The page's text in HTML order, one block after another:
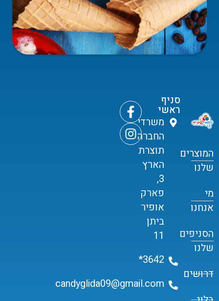
המוצרים
שלנו
מי
אנחנו
הסניפים
שלנו
דרושים
סניף
ראשי
משרדי
החברה
תוצרת
הארץ
3,
פארק
אופיר
ביתן
11
3642*
candyglida09@gmail.com